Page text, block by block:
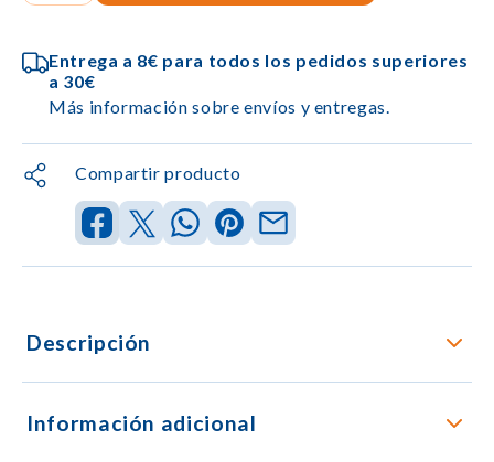
Entrega a 8€ para todos los pedidos superiores
a 30€
Más información sobre envíos y entregas.
Compartir producto
Descripción
Información adicional